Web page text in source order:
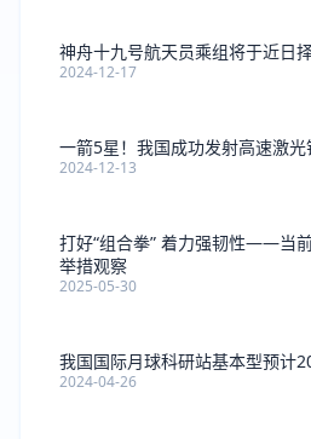
神舟十九号航天员乘组将于近日
2024-12-17
一箭5星！我国成功发射高速激
2024-12-13
打好“组合拳” 着力强韧性——当
举措观察
2025-05-30
我国国际月球科研站基本型预计
2024-04-26